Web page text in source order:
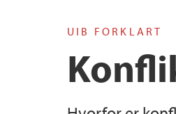
UIB FORKLART